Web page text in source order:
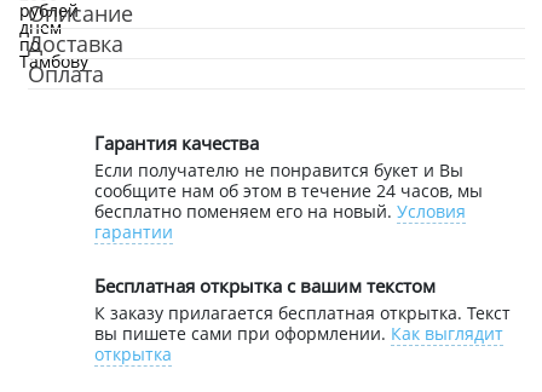
Описание
Доставка
Оплата
Гарантия качества
Если получателю не понравится букет и Вы
сообщите нам об этом в течение 24 часов, мы
бесплатно поменяем его на новый. Условия
гарантии
Бесплатная открытка с вашим текстом
К заказу прилагается бесплатная открытка. Текст
вы пишете сами при оформлении. Как выглядит
открытка